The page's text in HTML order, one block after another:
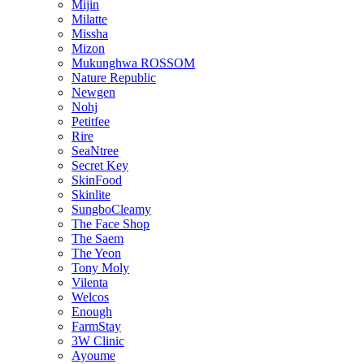
Mijin
Milatte
Missha
Mizon
Mukunghwa ROSSOM
Nature Republic
Newgen
Nohj
Petitfee
Rire
SeaNtree
Secret Key
SkinFood
Skinlite
SungboCleamy
The Face Shop
The Saem
The Yeon
Tony Moly
Vilenta
Welcos
Enough
FarmStay
3W Clinic
Ayoume